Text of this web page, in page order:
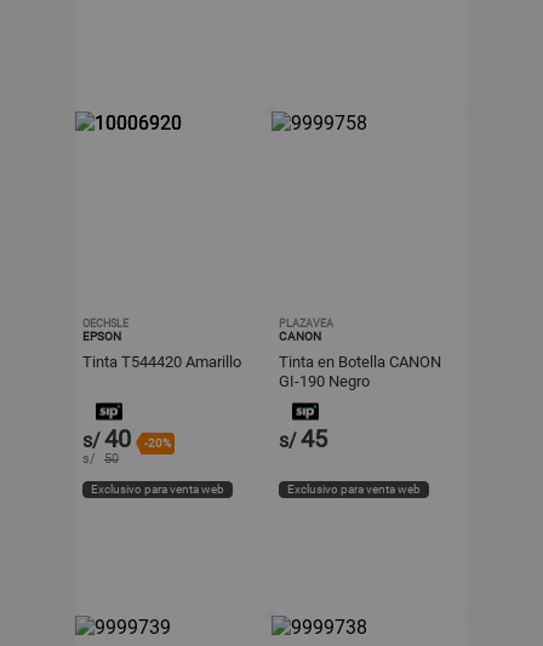
OECHSLE
EPSON
Tinta T544420 Amarillo
s/40 -20%
s/ 50
Exclusivo para venta web
PLAZAVEA
CANON
Tinta en Botella CANON
GI-190 Negro
s/45
Exclusivo para venta web